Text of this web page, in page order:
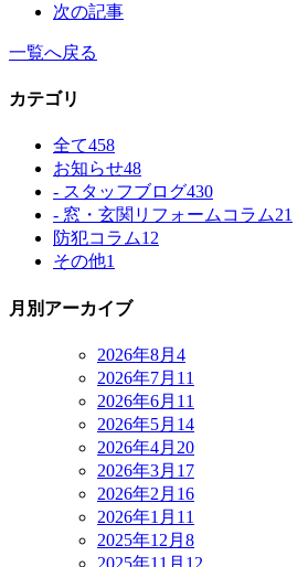
次の記事
一覧へ戻る
カテゴリ
全て458
お知らせ48
- スタッフブログ430
- 窓・玄関リフォームコラム21
防犯コラム12
その他1
月別アーカイブ
2026年8月 4
2026年7月 11
2026年6月 11
2026年5月 14
2026年4月 20
2026年3月 17
2026年2月 16
2026年1月 11
2025年12月 8
2025年11月 12